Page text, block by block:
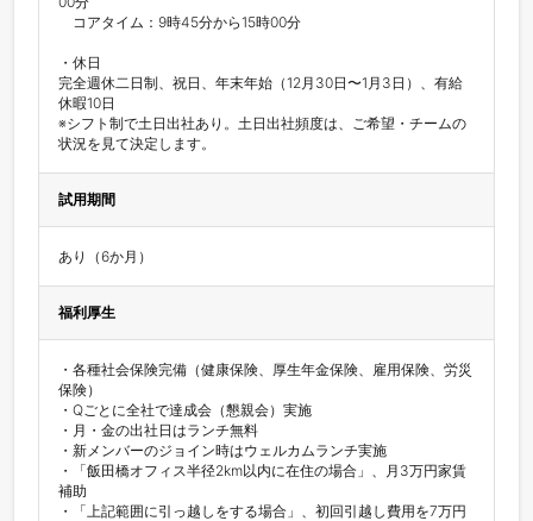
コアタイム：9時45分から15時00分
・休日
完全週休二日制、祝日、年末年始（12月30日〜1月3日）、有給
休暇10日
※シフト制で土日出社あり。土日出社頻度は、ご希望・チームの
試用期間
あり（6か月）
福利厚生
・各種社会保険完備（健康保険、厚生年金保険、雇用保険、労災
保険）
・Qごとに全社で達成会（懇親会）実施
・月・金の出社日はランチ無料
・新メンバーのジョイン時はウェルカムランチ実施
・「飯田橋オフィス半径2km以内に在住の場合」、月3万円家賃
補助
・「上記範囲に引っ越しをする場合」、初回引越し費用を7万円